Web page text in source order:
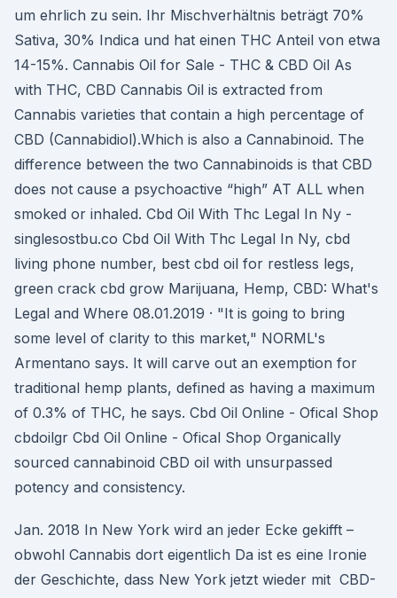
um ehrlich zu sein. Ihr Mischverhältnis beträgt 70%
Sativa, 30% Indica und hat einen THC Anteil von etwa
14-15%. Cannabis Oil for Sale - THC & CBD Oil As
with THC, CBD Cannabis Oil is extracted from
Cannabis varieties that contain a high percentage of
CBD (Cannabidiol).Which is also a Cannabinoid. The
difference between the two Cannabinoids is that CBD
does not cause a psychoactive “high” AT ALL when
smoked or inhaled. Cbd Oil With Thc Legal In Ny -
singlesostbu.co Cbd Oil With Thc Legal In Ny, cbd
living phone number, best cbd oil for restless legs,
green crack cbd grow Marijuana, Hemp, CBD: What's
Legal and Where 08.01.2019 · "It is going to bring
some level of clarity to this market," NORML's
Armentano says. It will carve out an exemption for
traditional hemp plants, defined as having a maximum
of 0.3% of THC, he says. Cbd Oil Online - Ofical Shop
cbdoilgr Cbd Oil Online - Ofical Shop Organically
sourced cannabinoid CBD oil with unsurpassed
potency and consistency.
Jan. 2018 In New York wird an jeder Ecke gekifft –
obwohl Cannabis dort eigentlich Da ist es eine Ironie
der Geschichte, dass New York jetzt wieder mit CBD-